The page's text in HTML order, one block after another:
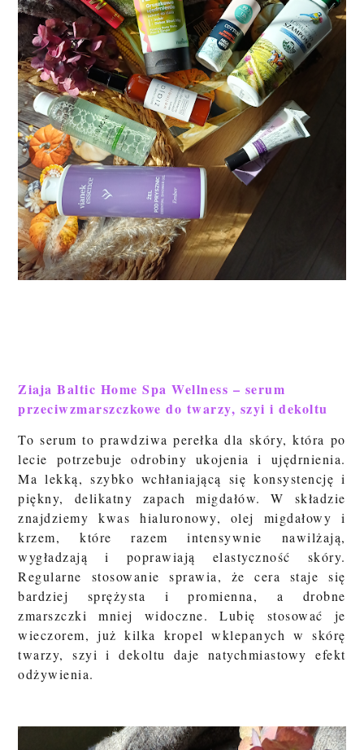
Ziaja Baltic Home Spa Wellness – serum
przeciwzmarszczkowe do twarzy, szyi i dekoltu
To serum to prawdziwa perełka dla skóry, która po
lecie potrzebuje odrobiny ukojenia i ujędrnienia.
Ma lekką, szybko wchłaniającą się konsystencję i
piękny, delikatny zapach migdałów. W składzie
znajdziemykwas hialuronowy, olej migdałowy i
krzem, które razem intensywnie nawilżają,
wygładzają i poprawiają elastyczność skóry.
Regularne stosowanie sprawia, że cera staje się
bardziej sprężysta i promienna, a drobne
zmarszczki mniej widoczne. Lubię stosować je
wieczorem, już kilka kropel wklepanych w skórę
twarzy, szyi i dekoltu daje natychmiastowy efekt
odżywienia.